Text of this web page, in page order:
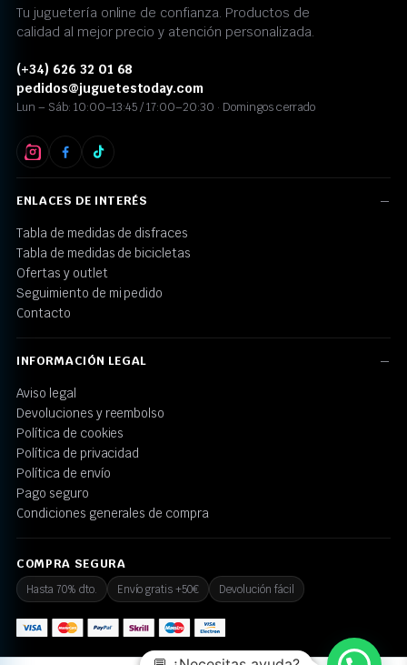
Tu juguetería online de confianza. Productos de
calidad al mejor precio y atención personalizada.
(+34) 626 32 01 68
pedidos@juguetestoday.com
Lun – Sáb: 10:00–13:45 / 17:00–20:30 · Domingos cerrado
ENLACES DE INTERÉS
Tabla de medidas de disfraces
Tabla de medidas de bicicletas
Ofertas y outlet
Seguimiento de mi pedido
Contacto
INFORMACIÓN LEGAL
Aviso legal
Devoluciones y reembolso
Política de cookies
Política de privacidad
Política de envío
Pago seguro
Condiciones generales de compra
COMPRA SEGURA
Hasta 70% dto. Envío gratis +50€ Devolución fácil